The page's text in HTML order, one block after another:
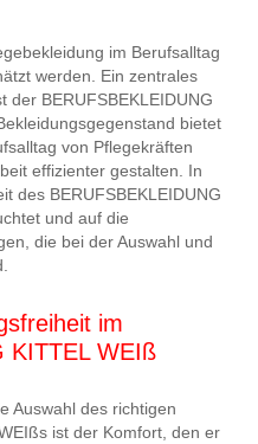
im Berufsalltag
werden. Ein zentrales
der BERUFSBEKLEIDUNG
bietet
von Pflegekräften
effizienter gestalten. In
des BERUFSBEKLEIDUNG
und auf die
die bei der Auswahl und
im
KITTEL WEIß
Auswahl des richtigen
ist der Komfort, den er